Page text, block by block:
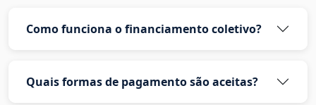
Como funciona o financiamento coletivo?
Quais formas de pagamento são aceitas?